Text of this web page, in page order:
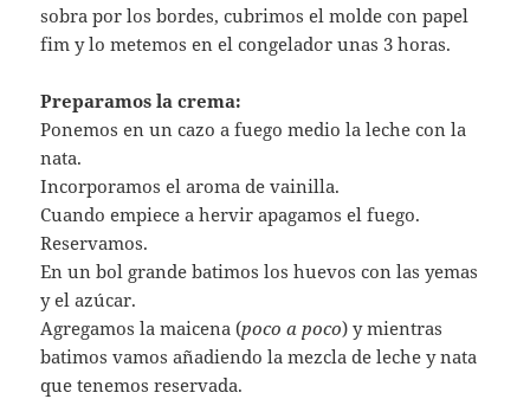
sobra por los bordes, cubrimos el molde con papel
fim y lo metemos en el congelador unas 3 horas.
Preparamos la crema:
Ponemos en un cazo a fuego medio la leche con la
nata.
Incorporamos el aroma de vainilla.
Cuando empiece a hervir apagamos el fuego.
Reservamos.
En un bol grande batimos los huevos con las yemas
y el azúcar.
Agregamos la maicena (poco a poco) y mientras
batimos vamos añadiendo la mezcla de leche y nata
que tenemos reservada.